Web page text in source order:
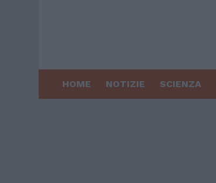
HOME NOTIZIE SCIENZA